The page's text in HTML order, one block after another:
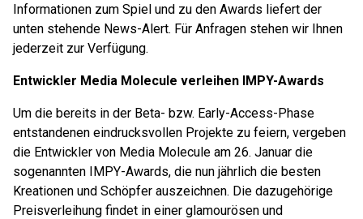
Informationen zum Spiel und zu den Awards liefert der
unten stehende News-Alert. Für Anfragen stehen wir Ihnen
jederzeit zur Verfügung.
Entwickler Media Molecule verleihen IMPY-Awards
Um die bereits in der Beta- bzw. Early-Access-Phase
entstandenen eindrucksvollen Projekte zu feiern, vergeben
die Entwickler von Media Molecule am 26. Januar die
sogenannten IMPY-Awards, die nun jährlich die besten
Kreationen und Schöpfer auszeichnen. Die dazugehörige
Preisverleihung findet in einer glamourösen und